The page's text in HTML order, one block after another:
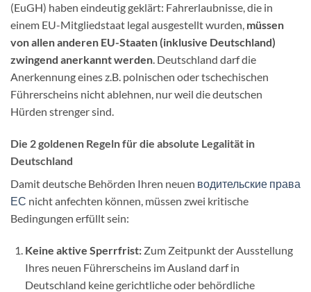
(EuGH) haben eindeutig geklärt: Fahrerlaubnisse, die in
einem EU-Mitgliedstaat legal ausgestellt wurden, müssen
von allen anderen EU-Staaten (inklusive Deutschland)
zwingend anerkannt werden. Deutschland darf die
Anerkennung eines z.B. polnischen oder tschechischen
Führerscheins nicht ablehnen, nur weil die deutschen
Hürden strenger sind.
Die 2 goldenen Regeln für die absolute Legalität in
Deutschland
Damit deutsche Behörden Ihren neuen водительские права
ЕС nicht anfechten können, müssen zwei kritische
Bedingungen erfüllt sein:
Keine aktive Sperrfrist:Zum Zeitpunkt der Ausstellung
Ihres neuen Führerscheins im Ausland darf in
Deutschland keine gerichtliche oder behördliche